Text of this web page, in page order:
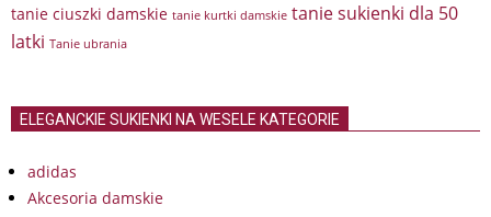
tanie ciuszki damskie tanie kurtki damskie tanie sukienki dla 50
latki Tanie ubrania
ELEGANCKIE SUKIENKI NA WESELE KATEGORIE
adidas
Akcesoria damskie